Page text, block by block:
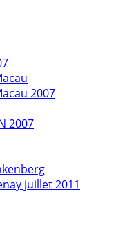
2007
2007
juillet 2011